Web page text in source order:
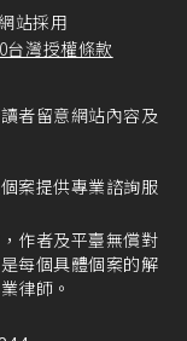
站採用
台灣授權條款
者留意網站內容及
案提供專業諮詢服
作者及平臺無償對
每個具體個案的解
律師。